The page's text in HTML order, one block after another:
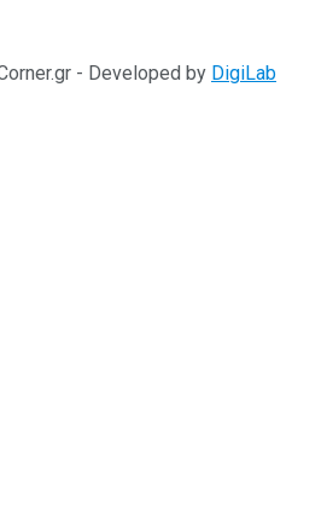
- Developed by DigiLab